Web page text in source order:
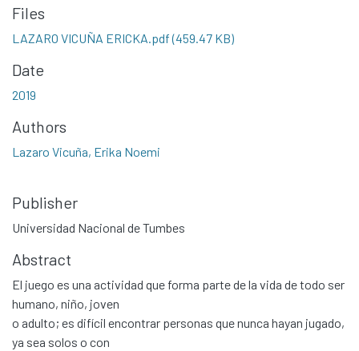
Files
LAZARO VICUÑA ERICKA.pdf(459.47 KB)
Date
2019
Authors
Lazaro Vicuña, Erika Noemi
Publisher
Universidad Nacional de Tumbes
Abstract
El juego es una actividad que forma parte de la vida de todo ser
humano, niño, joven
o adulto; es difícil encontrar personas que nunca hayan jugado,
ya sea solos o con